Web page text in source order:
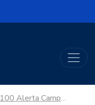
COLCERT AL – 20260610 - 100 Alerta Campaña de phishing con suplantación de la Registraduría Nacional (RNEC)